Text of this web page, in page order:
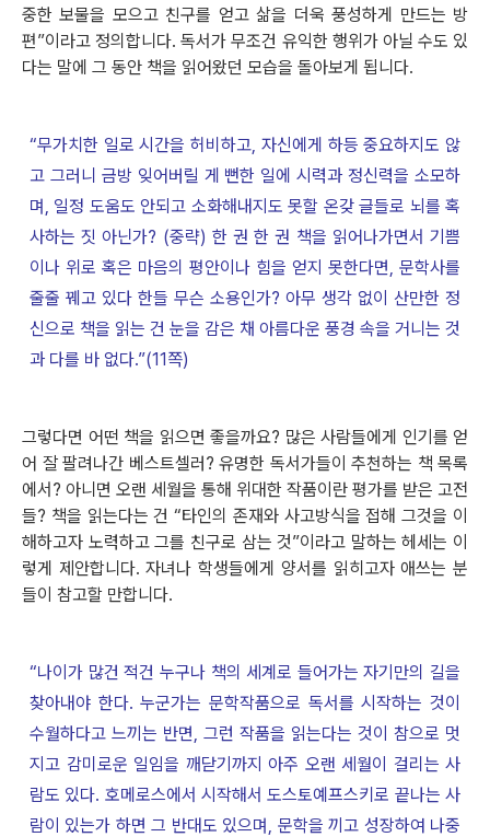
중한 보물을 모으고 친구를 얻고 삶을 더욱 풍성하게 만드는 방
편”이라고 정의합니다. 독서가 무조건 유익한 행위가 아닐 수도 있
다는 말에 그 동안 책을 읽어왔던 모습을 돌아보게 됩니다.
“무가치한 일로 시간을 허비하고, 자신에게 하등 중요하지도 않
고 그러니 금방 잊어버릴 게 뻔한 일에 시력과 정신력을 소모하
며, 일정 도움도 안되고 소화해내지도 못할 온갖 글들로 뇌를 혹
사하는 짓 아닌가? (중략) 한 권 한 권 책을 읽어나가면서 기쁨
이나 위로 혹은 마음의 평안이나 힘을 얻지 못한다면, 문학사를
줄줄 꿰고 있다 한들 무슨 소용인가? 아무 생각 없이 산만한 정
신으로 책을 읽는 건 눈을 감은 채 아름다운 풍경 속을 거니는 것
과 다를 바 없다.”(11쪽)
그렇다면 어떤 책을 읽으면 좋을까요? 많은 사람들에게 인기를 얻
어 잘 팔려나간 베스트셀러? 유명한 독서가들이 추천하는 책 목록
에서? 아니면 오랜 세월을 통해 위대한 작품이란 평가를 받은 고전
들? 책을 읽는다는 건 “타인의 존재와 사고방식을 접해 그것을 이
해하고자 노력하고 그를 친구로 삼는 것”이라고 말하는 헤세는 이
렇게 제안합니다. 자녀나 학생들에게 양서를 읽히고자 애쓰는 분
들이 참고할 만합니다.
“나이가 많건 적건 누구나 책의 세계로 들어가는 자기만의 길을
찾아내야 한다. 누군가는 문학작품으로 독서를 시작하는 것이
수월하다고 느끼는 반면, 그런 작품을 읽는다는 것이 참으로 멋
지고 감미로운 일임을 깨닫기까지 아주 오랜 세월이 걸리는 사
람도 있다. 호메로스에서 시작해서 도스토예프스키로 끝나는 사
람이 있는가 하면 그 반대도 있으며, 문학을 끼고 성장하여 나중